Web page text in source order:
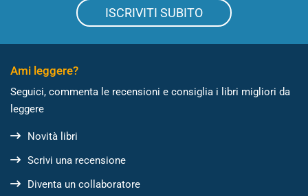
ISCRIVITI SUBITO
Ami leggere?
Seguici, commenta le recensioni e consiglia i libri migliori da
leggere
Novità libri
Scrivi una recensione
Diventa un collaboratore